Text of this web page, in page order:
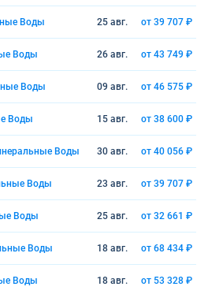
Воды 25 авг. от 39 707 ₽
Воды 26 авг. от 43 749 ₽
Воды 09 авг. от 46 575 ₽
Воды 15 авг. от 38 600 ₽
Воды 30 авг. от 40 056 ₽
Воды 23 авг. от 39 707 ₽
Воды 25 авг. от 32 661 ₽
Воды 18 авг. от 68 434 ₽
Воды 18 авг. от 53 328 ₽